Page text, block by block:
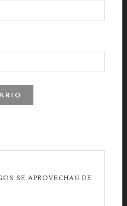
SE APROVECHAN DE